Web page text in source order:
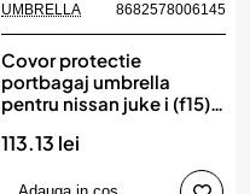
UMBRELLA 8682578006145
Covor protectie
portbagaj umbrella
pentru nissan juke i (f15)
2015-2019
113.13 lei